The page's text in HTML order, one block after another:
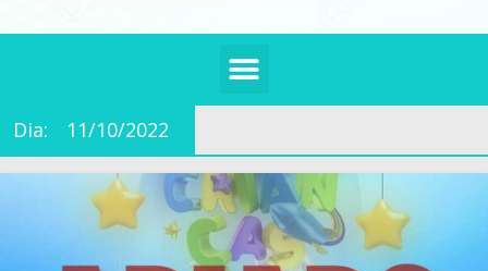
Dia: 11/10/2022